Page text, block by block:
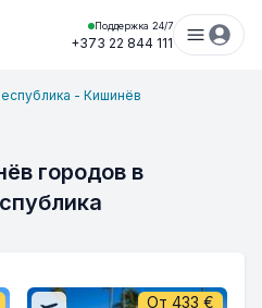
Поддержка 24/7
+373 22 844 111
- Кишинёв
городов в
От 433 €